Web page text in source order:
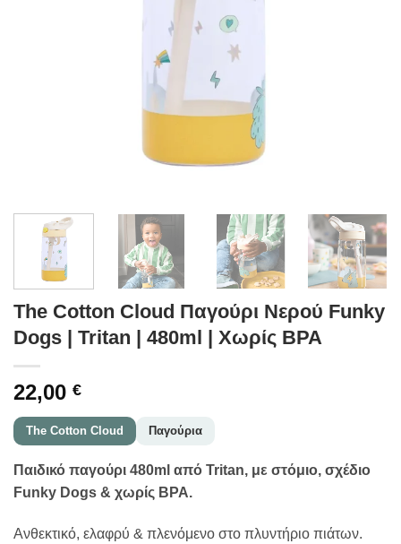
The Cotton Cloud Παγούρι Νερού Funky
Dogs | Tritan | 480ml | Χωρίς BPA
22,00 €
The Cotton Cloud Παγούρια
Παιδικό παγούρι 480ml από Tritan, με στόμιο, σχέδιο
Funky Dogs & χωρίς BPA.
Ανθεκτικό, ελαφρύ & πλενόμενο στο πλυντήριο πιάτων.